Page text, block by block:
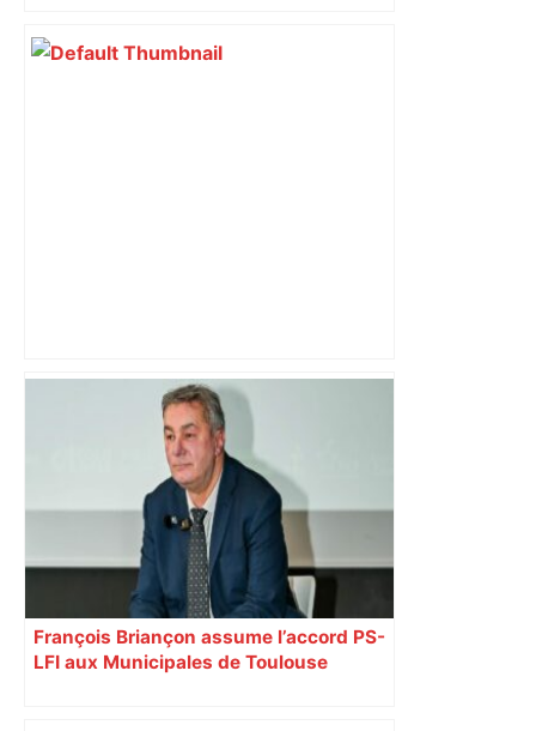
Alliance PS/LFI à Toulouse : Marc
Sztulman claque la porte – RMC
François Briançon assume l’accord PS-
LFI aux Municipales de Toulouse